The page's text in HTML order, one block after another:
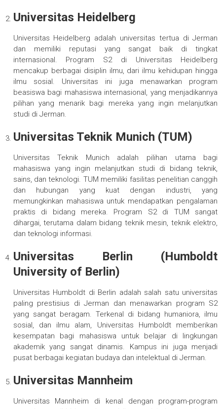
Universitas Heidelberg
Universitas Heidelberg adalah universitas tertua di Jerman
dan memiliki reputasi yang sangat baik di tingkat
internasional. Program S2 di Universitas Heidelberg
mencakup berbagai disiplin ilmu, dari ilmu kehidupan hingga
ilmu sosial. Universitas ini juga menawarkan program
beasiswa bagi mahasiswa internasional, yang menjadikannya
pilihan yang menarik bagi mereka yang ingin melanjutkan
studi di Jerman.
Universitas Teknik Munich (TUM)
Universitas Teknik Munich adalah pilihan utama bagi
mahasiswa yang ingin melanjutkan studi di bidang teknik,
sains, dan teknologi. TUM memiliki fasilitas penelitian canggih
dan hubungan yang kuat dengan industri, yang
memungkinkan mahasiswa untuk mendapatkan pengalaman
praktis di bidang mereka. Program S2 di TUM sangat
dihargai, terutama dalam bidang teknik mesin, teknik elektro,
dan teknologi informasi.
Universitas Berlin (Humboldt
University of Berlin)
Universitas Humboldt di Berlin adalah salah satu universitas
paling prestisius di Jerman dan menawarkan program S2
yang sangat beragam. Terkenal di bidang humaniora, ilmu
sosial, dan ilmu alam, Universitas Humboldt memberikan
kesempatan bagi mahasiswa untuk belajar di lingkungan
akademik yang sangat dinamis. Kampus ini juga menjadi
pusat berbagai kegiatan budaya dan intelektual di Jerman.
Universitas Mannheim
Universitas Mannheim di kenal dengan program-program